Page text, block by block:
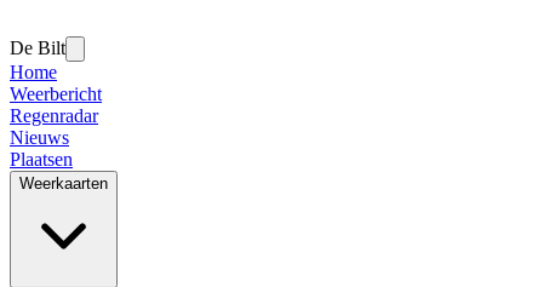
De Bilt
Home
Weerbericht
Regenradar
Nieuws
Plaatsen
Weerkaarten